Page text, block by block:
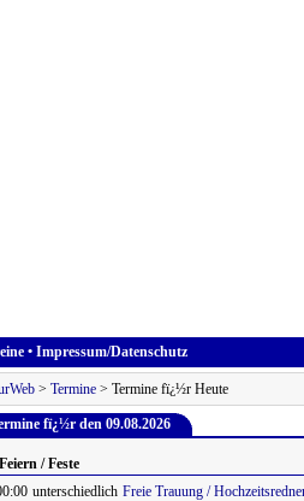
• Impressum/Datenschutz
> Termine > Termine fï¿½r Heute
fï¿½r den 09.08.2026
Feiern / Feste
unterschiedlich Freie Trauung /